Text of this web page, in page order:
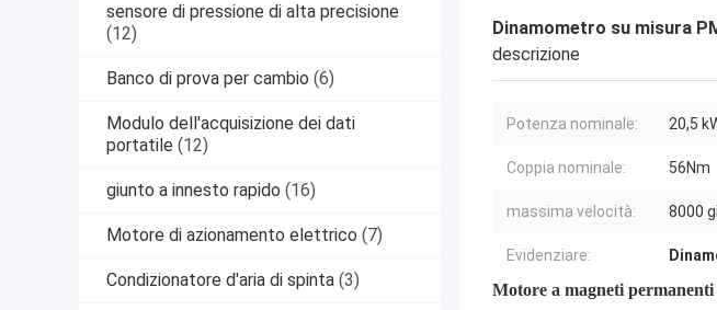
sensore di pressione di alta precisione
(12)
Banco di prova per cambio (6)
Modulo dell'acquisizione dei dati
portatile (12)
giunto a innesto rapido (16)
Motore di azionamento elettrico (7)
Condizionatore d'aria di spinta (3)
Dinamometro su misura
descrizione
Potenza nominale: 20,5
Coppia nominale: 56Nm
massima velocità: 8000
Evidenziare:
Motore a magneti